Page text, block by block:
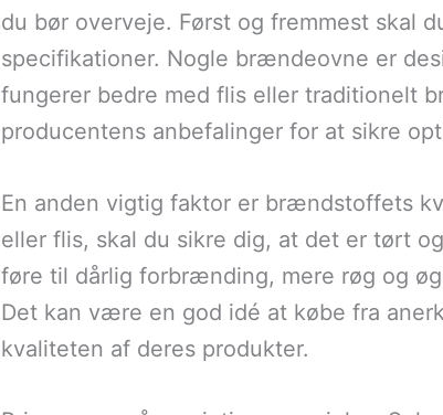
du bør overveje. Først og fremmest skal
specifikationer. Nogle brændeovne er
fungerer bedre med flis eller traditionelt
producentens anbefalinger for at sikre
En anden vigtig faktor er brændstoffets
eller flis, skal du sikre dig, at det er tørt
føre til dårlig forbrænding, mere røg og
Det kan være en god idé at købe fra
kvaliteten af deres produkter.